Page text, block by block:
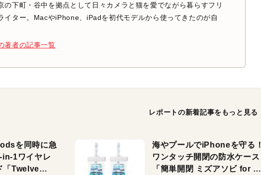
の下町・谷中を拠点として日々カメラと猫を愛でながら暮らすフリ
イター。MacやiPhone、iPadを初代モデルから使ってきたのが自
著者の記事一覧
レポートの新着記事をもっと見る
を同時に急
in-1ワイヤレ
「Twelve
海やプールでiPhoneを守る！
ワンタッチ開閉の防水ケース
「簡単開閉 ミズアソビ for ス